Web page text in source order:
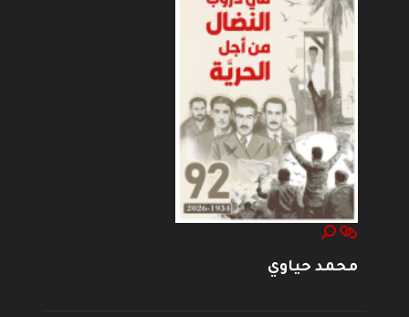
محمد حياوي